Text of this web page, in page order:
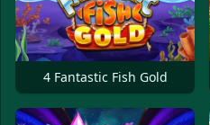
4 Fantastic Fish Gold